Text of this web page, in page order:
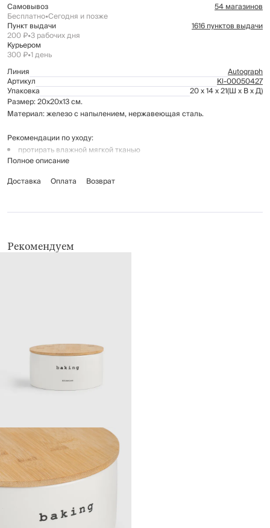
Самовывоз 54 магазинов
Бесплатно•Сегодня и позже
Пункт выдачи 1616 пунктов выдачи
200 ₽•3 рабочих дня
Курьером
300 ₽•1 день
Линия
Autograph
Артикул Kl-00050427
Упаковка 20 x 14 x 21(Ш x В x Д)
Размер: 20х20х13 см.
Материал: железо с напылением, нержавеющая сталь.
Рекомендации по уходу:
протирать влажной мягкой тканью
необходимо протирать насухо во избежание появления ржавчины
нельзя мыть в посудомоечной машине
Полное описание
Доставка
Оплата Возврат
Рекомендуем